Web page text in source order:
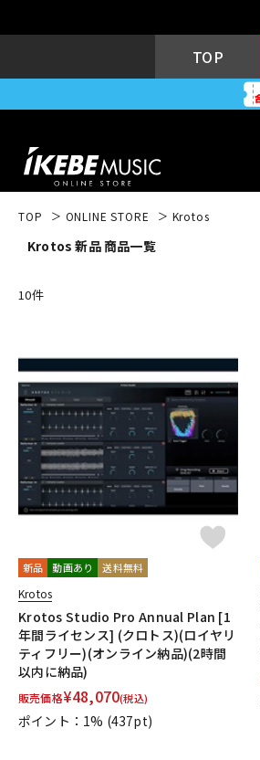
TOP
DJ機器
中古
TOP ONLINE STORE Krotos
Krotos 新品 商品一覧
10件
新品 動画あり 送料無料
Krotos
Krotos Studio Pro Annual Plan [1
年間ライセンス] (クロトス)(ロイヤリ
ティフリー)(オンライン納品)(2時間
以内に納品)
販売価格¥48,070(税込)
ポイント：1% (437pt)